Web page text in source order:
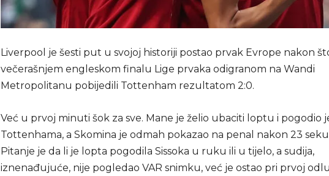
Liverpool je šesti put u svojoj historiji postao prvak Evrope nakon
večerašnjem engleskom finalu Lige prvaka odigranom na Wandi
Metropolitanu pobijedili Tottenham rezultatom 2:0.
Već u prvoj minuti šok za sve. Mane je želio ubaciti loptu i pogodio
Tottenhama, a Skomina je odmah pokazao na penal nakon 23
Pitanje je da li je lopta pogodila Sissoka u ruku ili u tijelo, a sudija,
iznenađujuće, nije pogledao VAR snimku, već je ostao pri prvoj